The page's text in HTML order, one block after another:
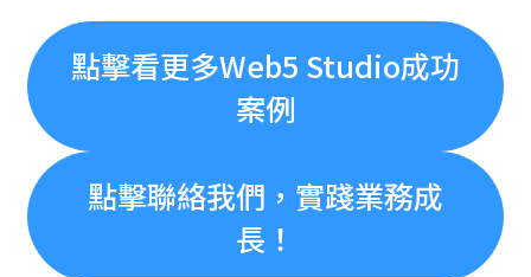
點擊看更多Web5 Studio成功
案例
點擊聯絡我們，實踐業務成
長！